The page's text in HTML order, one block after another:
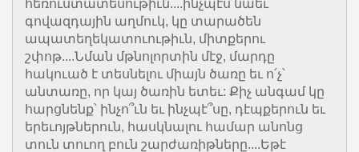
հեռուստատեսութիւն....ինչպէս նաեւ
գովազդային աղմուկ, կը տարածեն
ապատեղեկատուութիւն, միտքերու
շփոթ....Նման մթնոլորտին մէջ, մարդը
հակուած է տեսնելու միայն ծառը եւ ո՛չ՝
անտառը, որ կայ ծառին ետեւ: Քիչ անգամ կը
հարցնենք՝ ինչո՞ւն եւ ինչպէ՞սը, դէպքերուն եւ
երեւոյթներուն, հասկնալու համար անոնց
տուն տուող բուն շարժառիթները....Եթէ